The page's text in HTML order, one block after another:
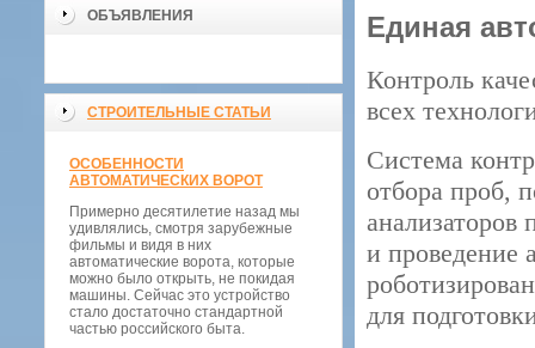
ОБЪЯВЛЕНИЯ
СТРОИТЕЛЬНЫЕ СТАТЬИ
ОСОБЕННОСТИ
АВТОМАТИЧЕСКИХ ВОРОТ
Примерно десятилетие назад мы
удивлялись, смотря зарубежные
фильмы и видя в них
автоматические ворота, которые
можно было открыть, не покидая
машины. Сейчас это устройство
стало достаточно стандартной
частью российского быта.
Единая
Контроль
всех
Система
отбора проб,
анализаторов
и проведение
для